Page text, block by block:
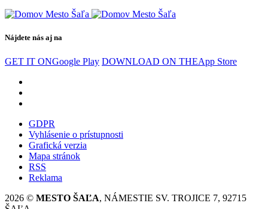
Nájdete nás aj na
GET IT ONGoogle Play DOWNLOAD ON THEApp Store
GDPR
Vyhlásenie o prístupnosti
Grafická verzia
Mapa stránok
RSS
Reklama
2026 © MESTO ŠAĽA, NÁMESTIE SV. TROJICE 7, 92715